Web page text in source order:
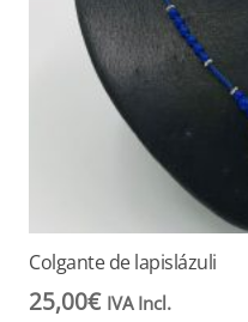
Colgante de lapislázuli
25,00€ IVA Incl.